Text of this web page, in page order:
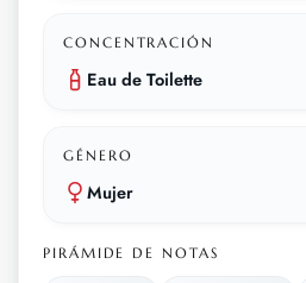
CONCENTRACIÓN
Eau de Toilette
GÉNERO
Mujer
PIRÁMIDE DE NOTAS